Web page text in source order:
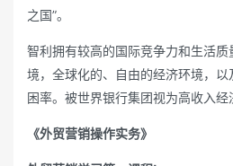
之国”。
智利拥有较高的国际竞争力和生活
境，全球化的、自由的经济环境，
困率。被世界银行集团视为高收入经
《外贸营销操作实务》